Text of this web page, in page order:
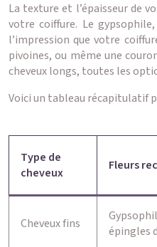
La texture et l’épaisseur de
votre coiffure. Le
l’impression que votre
pivoines, ou même une
cheveux longs, toutes les
Voici un tableau récapitulatif
Type de
cheveux
Fleurs
Cheveux fins
épingles